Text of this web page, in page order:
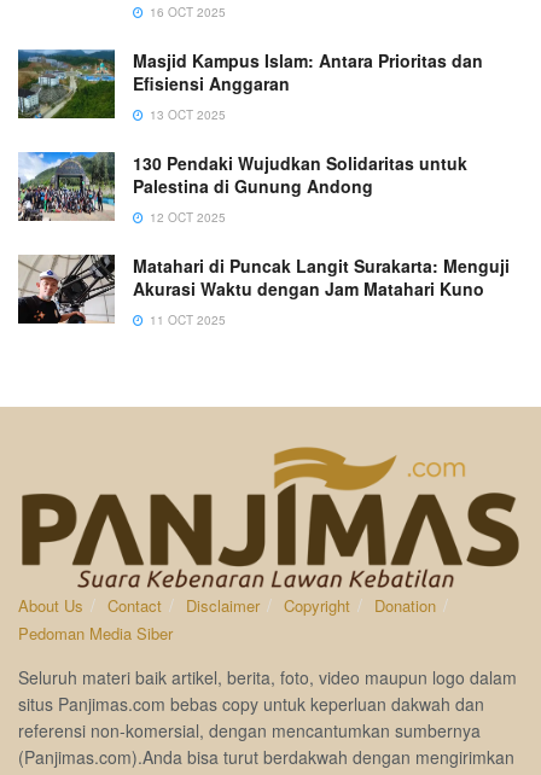
16 OCT 2025
Masjid Kampus Islam: Antara Prioritas dan
Efisiensi Anggaran
13 OCT 2025
130 Pendaki Wujudkan Solidaritas untuk
Palestina di Gunung Andong
12 OCT 2025
Matahari di Puncak Langit Surakarta: Menguji
Akurasi Waktu dengan Jam Matahari Kuno
11 OCT 2025
About Us Contact Disclaimer Copyright
Donation
Pedoman Media Siber
Seluruh materi baik artikel, berita, foto, video maupun logo dalam
situs Panjimas.com bebas copy untuk keperluan dakwah dan
referensi non-komersial, dengan mencantumkan sumbernya
(Panjimas.com).Anda bisa turut berdakwah dengan mengirimkan